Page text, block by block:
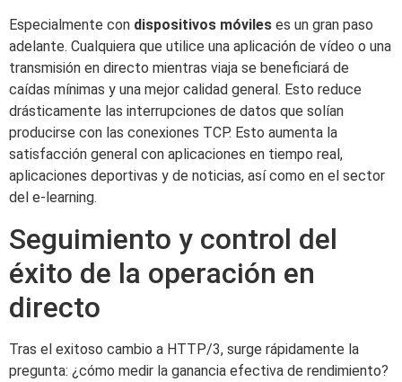
Especialmente con dispositivos móviles es un gran paso
adelante. Cualquiera que utilice una aplicación de vídeo o una
transmisión en directo mientras viaja se beneficiará de
caídas mínimas y una mejor calidad general. Esto reduce
drásticamente las interrupciones de datos que solían
producirse con las conexiones TCP. Esto aumenta la
satisfacción general con aplicaciones en tiempo real,
aplicaciones deportivas y de noticias, así como en el sector
del e-learning.
Seguimiento y control del
éxito de la operación en
directo
Tras el exitoso cambio a HTTP/3, surge rápidamente la
pregunta: ¿cómo medir la ganancia efectiva de rendimiento?